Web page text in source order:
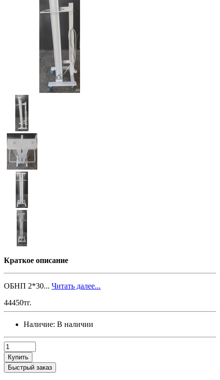
Краткое описание
ОБНП 2*30... Читать далее...
44450тг.
Наличие: В наличии
Купить
Быстрый заказ